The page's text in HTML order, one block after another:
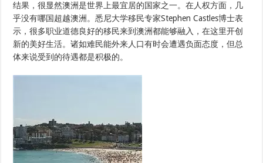
结果，很显然澳洲是世界上最宜居的国家之一。在人权方面，几
乎没有哪国超越澳洲。悉尼大学移民专家Stephen Castles博士表
示，很多职业道德良好的移民来到澳洲都能够融入，在这里开创
新的美好生活。诸如难民能外来人口有时会遭遇负面态度，但总
体来说受到的待遇都是积极的。